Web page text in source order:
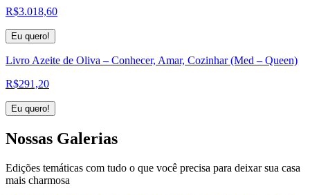
R$3.018,60
Eu quero!
Livro Azeite de Oliva – Conhecer, Amar, Cozinhar (Med – Queen)
R$291,20
Eu quero!
Nossas Galerias
Edições temáticas com tudo o que você precisa para deixar sua casa
mais charmosa